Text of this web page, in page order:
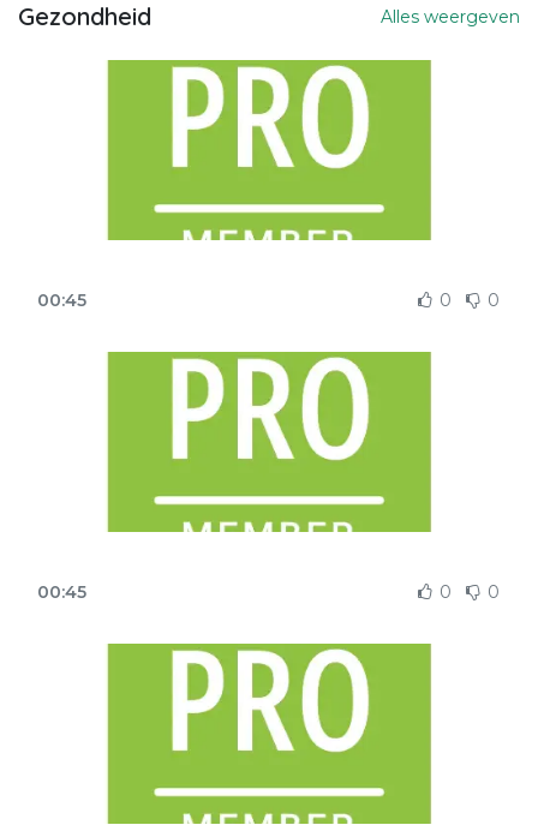
Gezondheid Alles weergeven
00:45 0 0
00:45 0 0